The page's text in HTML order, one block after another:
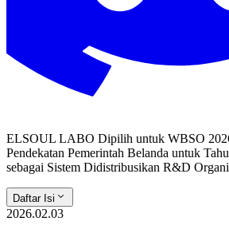
ELSOUL LABO Dipilih untuk WBSO
Pendekatan Pemerintah Belanda untuk
sebagai Sistem Didistribusikan R&D
Daftar Isi
2026.02.03